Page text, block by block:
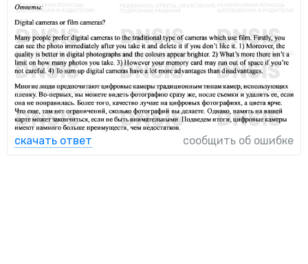
скачать ответ сообщить об ошибке